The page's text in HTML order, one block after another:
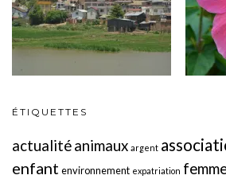
ÉTIQUETTES
actualitéanimaux argent
enfant environnement expatriation